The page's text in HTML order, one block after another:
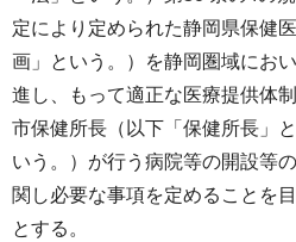
定により定められた静岡県保健
画」という。）を静岡圏域にお
進し、もって適正な医療提供体
市保健所長（以下「保健所長」と
いう。）が行う病院等の開設等
関し必要な事項を定めることを
とする。